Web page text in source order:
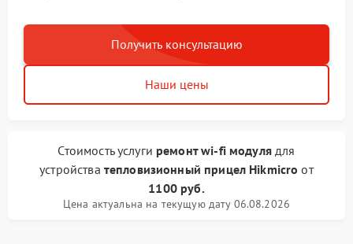
Получить консультацию
Наши цены
Стоимость услуги ремонт wi-fi модулядля
устройства тепловизионный прицел Hikmicro от
1100 руб.
Цена актуальна на текущую дату 06.08.2026